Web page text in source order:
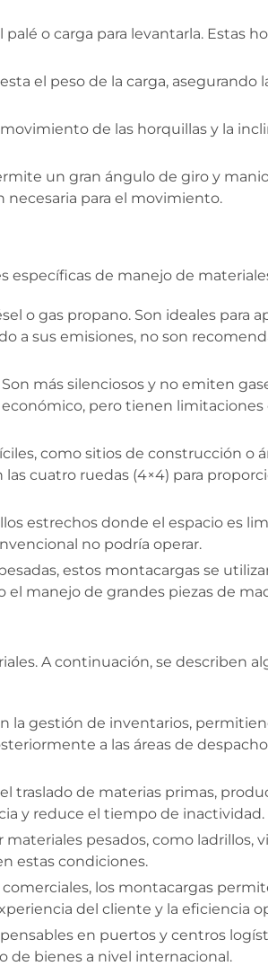
o carga para levantarla. Estas
el peso de la carga, asegurando
de las horquillas y la
un gran ángulo de giro y
necesaria para el movimiento.
específicas de manejo de
o gas propano. Son ideales para
a sus emisiones, no son
más silenciosos y no emiten
pero tienen
como sitios de construcción o
cuatro ruedas (4×4) para
estrechos donde el espacio es
no podría operar.
estos montacargas se
manejo de grandes piezas de
A continuación, se describen
la gestión de inventarios,
a las áreas de
traslado de materias primas,
y reduce el tiempo de inactividad.
pesados, como ladrillos,
estas condiciones.
los montacargas
del cliente y la eficiencia
en puertos y centros
de bienes a nivel internacional.